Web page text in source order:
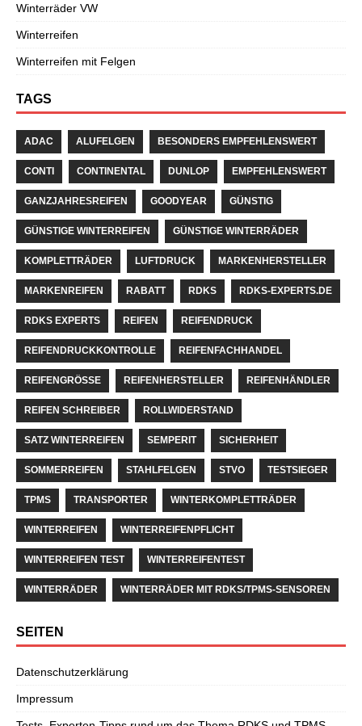
Winterräder VW
Winterreifen
Winterreifen mit Felgen
TAGS
ADAC ALUFELGEN BESONDERS EMPFEHLENSWERT
CONTI CONTINENTAL DUNLOP EMPFEHLENSWERT
GANZJAHRESREIFEN GOODYEAR GÜNSTIG
GÜNSTIGE WINTERREIFEN GÜNSTIGE WINTERRÄDER
KOMPLETTRÄDER LUFTDRUCK MARKENHERSTELLER
MARKENREIFEN RABATT RDKS RDKS-EXPERTS.DE
RDKS EXPERTS REIFEN REIFENDRUCK
REIFENDRUCKKONTROLLE REIFENFACHHANDEL
REIFENGRÖSSE REIFENHERSTELLER REIFENHÄNDLER
REIFEN SCHREIBER ROLLWIDERSTAND
SATZ WINTERREIFEN SEMPERIT SICHERHEIT
SOMMERREIFEN STAHLFELGEN STVO TESTSIEGER
TPMS TRANSPORTER WINTERKOMPLETTRÄDER
WINTERREIFEN WINTERREIFENPFLICHT
WINTERREIFEN TEST WINTERREIFENTEST
WINTERRÄDER WINTERRÄDER MIT RDKS/TPMS-SENSOREN
SEITEN
Datenschutzerklärung
Impressum